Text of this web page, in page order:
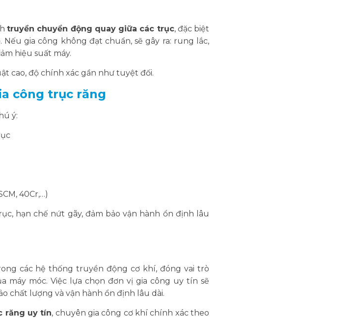
truyền chuyển động quay giữa các trục, đặc biệt
gia công không đạt chuẩn, sẽ gây ra: rung lắc,
hiệu suất máy.
cao, độ chính xác gần như tuyệt đối.
công trục răng
ý:
40Cr,…)
hạn chế nứt gãy, đảm bảo vận hành ổn định lâu
các hệ thống truyền động cơ khí, đóng vai trò
máy móc. Việc lựa chọn đơn vị gia công uy tín sẽ
chất lượng và vận hành ổn định lâu dài.
răng uy tín, chuyên gia công cơ khí chính xác theo